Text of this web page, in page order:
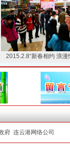
新春相约 浪漫情
府 连云港网络公司